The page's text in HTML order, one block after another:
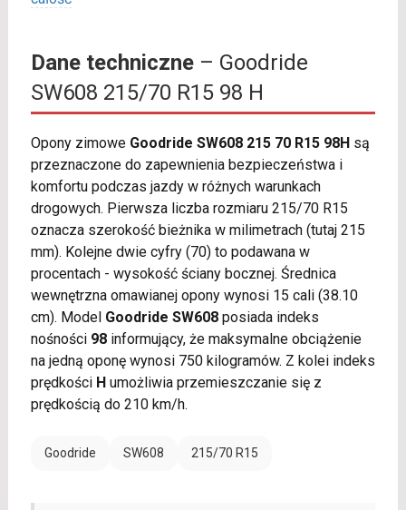
Dane techniczne– Goodride
SW608 215/70 R15 98 H
Opony zimowe Goodride SW608 215 70 R15 98Hsą
przeznaczone do zapewnienia bezpieczeństwa i
komfortu podczas jazdy w różnych warunkach
drogowych. Pierwsza liczba rozmiaru 215/70 R15
oznacza szerokość bieżnika w milimetrach (tutaj 215
mm). Kolejne dwie cyfry (70) to podawana w
procentach - wysokość ściany bocznej. Średnica
wewnętrzna omawianej opony wynosi 15 cali (38.10
cm). Model Goodride SW608posiada indeks
nośności 98informujący, że maksymalne obciążenie
na jedną oponę wynosi 750 kilogramów. Z kolei indeks
prędkości Humożliwia przemieszczanie się z
prędkością do 210 km/h.
Goodride SW608 215/70 R15